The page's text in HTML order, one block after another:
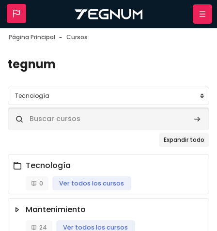
Salta al contenido principal
Página Principal Cursos
tegnum
Categorías
Buscar cursos
Expandir todo
Tecnología
0 Ver todos los cursos
Mantenimiento
24 Ver todos los cursos